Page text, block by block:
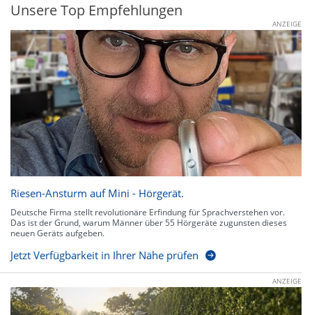
Unsere Top Empfehlungen
ANZEIGE
Riesen-Ansturm auf Mini - Hörgerät.
Deutsche Firma stellt revolutionäre Erfindung für Sprachverstehen vor.
Das ist der Grund, warum Männer über 55 Hörgeräte zugunsten dieses
neuen Geräts aufgeben.
Jetzt Verfügbarkeit in Ihrer Nähe prüfen
ANZEIGE